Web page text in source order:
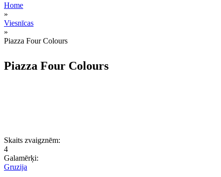
Jūs atrodaties šeit
Home
»
Viesnīcas
»
Piazza Four Colours
Piazza Four Colours
Skaits zvaigznēm:
4
Galamērķi:
Gruzija